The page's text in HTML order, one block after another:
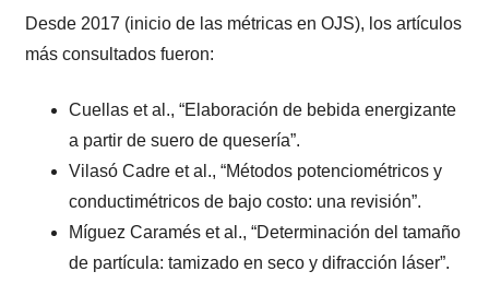
Desde 2017 (inicio de las métricas en OJS), los artículos
más consultados fueron:
Cuellas et al., “Elaboración de bebida energizante
a partir de suero de quesería”.
Vilasó Cadre et al., “Métodos potenciométricos y
conductimétricos de bajo costo: una revisión”.
Míguez Caramés et al., “Determinación del tamaño
de partícula: tamizado en seco y difracción láser”.